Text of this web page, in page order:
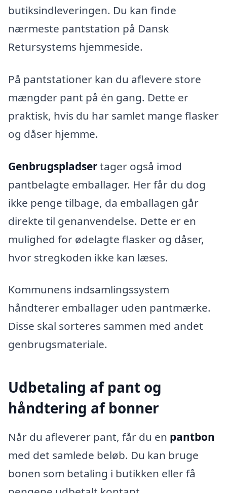
butiksindleveringen. Du kan finde
nærmeste pantstation på Dansk
Retursystems hjemmeside.
På pantstationer kan du aflevere store
mængder pant på én gang. Dette er
praktisk, hvis du har samlet mange flasker
og dåser hjemme.
Genbrugspladsertager også imod
pantbelagte emballager. Her får du dog
ikke penge tilbage, da emballagen går
direkte til genanvendelse. Dette er en
mulighed for ødelagte flasker og dåser,
hvor stregkoden ikke kan læses.
Kommunens indsamlingssystem
håndterer emballager uden pantmærke.
Disse skal sorteres sammen med andet
genbrugsmateriale.
Udbetaling af pant og
håndtering af bonner
Når du afleverer pant, får du en pantbon
med det samlede beløb. Du kan bruge
bonen som betaling i butikken eller få